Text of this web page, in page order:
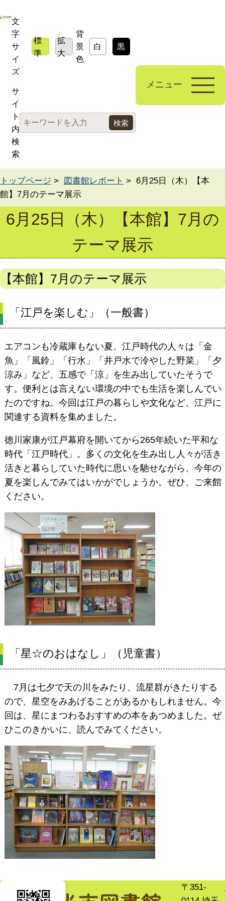
文
字
サ
イ
ズ
標
準
拡
大
背
景
色
白 黒
サ
イ
ト
内
検
索
メニュー
トップページ > 図書館レポート > 6月25日（木）【本
館】7月のテーマ展示
6月25日（木）【本館】7月の
テーマ展示
【本館】7月のテーマ展示
「江戸を楽しむ」（一般書）
エアコンも冷蔵庫もない夏、江戸時代の人々は「金
魚」「風鈴」「行水」「井戸水で冷やした野菜」「夕
涼み」など、五感で「涼」を生み出していたそうで
す。便利とは言えない環境の中でも生活を楽しんでい
たのですね。今回は江戸の暮らしや文化など、江戸に
関連する資料を集めました。
徳川家康が江戸幕府を開いてから265年続いた平和な
時代「江戸時代」。多くの文化を生み出し人々が活き
活きと暮らしていた時代に思いを馳せながら、今年の
夏を楽しんでみてはいかがでしょうか。ぜひ、ご来館
ください。
「星☆のおはなし 」（児童書）
7月は七夕で天の川をみたり、流星群がきたりする
ので、星空をみあげることがあるかもしれません。今
回は、星にまつわるおすすめの本をあつめました。ぜ
ひこのきかいに、読んでみてください。
〒351-